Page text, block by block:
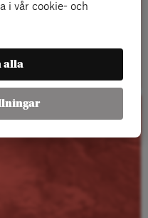
i vår cookie- och
alla